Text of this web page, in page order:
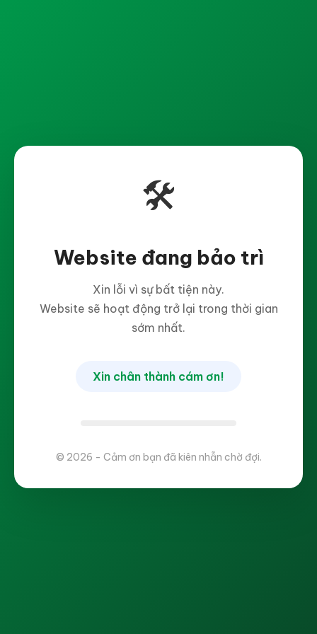
🛠️
Website đang bảo trì
Xin lỗi vì sự bất tiện này.
Website sẽ hoạt động trở lại trong thời gian
sớm nhất.
Xin chân thành cám ơn!
© 2026 - Cảm ơn bạn đã kiên nhẫn chờ đợi.